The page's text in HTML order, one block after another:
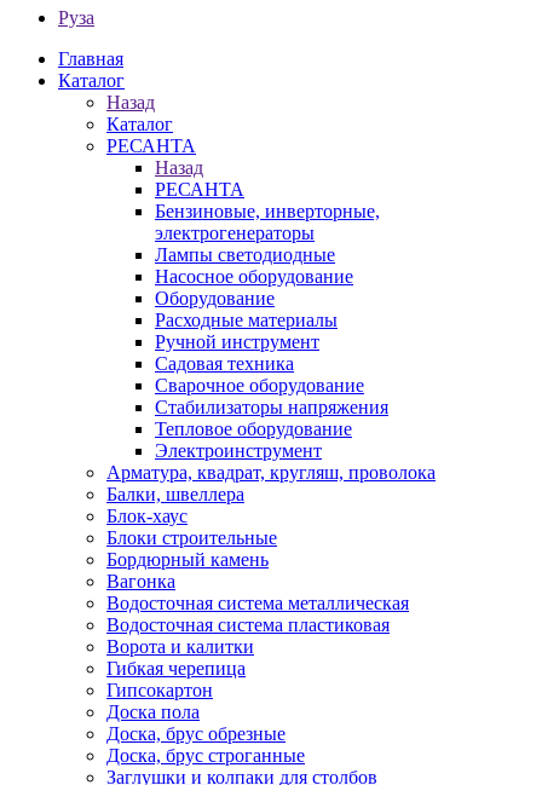
Руза
Главная
Каталог
Назад
Каталог
РЕСАНТА
Назад
РЕСАНТА
Бензиновые, инверторные,
электрогенераторы
Лампы светодиодные
Насосное оборудование
Оборудование
Расходные материалы
Ручной инструмент
Садовая техника
Сварочное оборудование
Стабилизаторы напряжения
Тепловое оборудование
Электроинструмент
Арматура, квадрат, кругляш, проволока
Балки, швеллера
Блок-хаус
Блоки строительные
Бордюрный камень
Вагонка
Водосточная система металлическая
Водосточная система пластиковая
Ворота и калитки
Гибкая черепица
Гипсокартон
Доска пола
Доска, брус обрезные
Доска, брус строганные
Заглушки и колпаки для столбов